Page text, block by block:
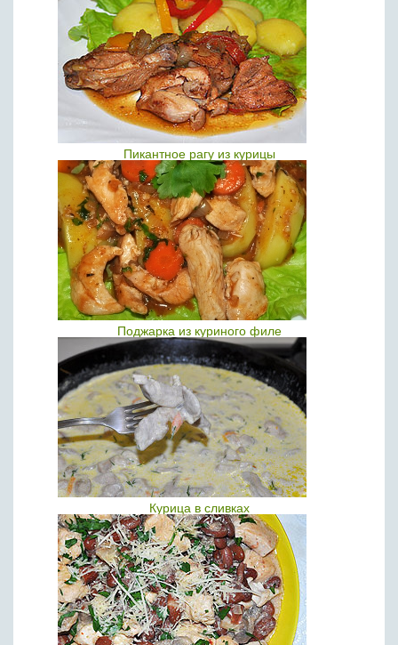
Пикантное рагу из курицы
Поджарка из куриного филе
Курица в сливках